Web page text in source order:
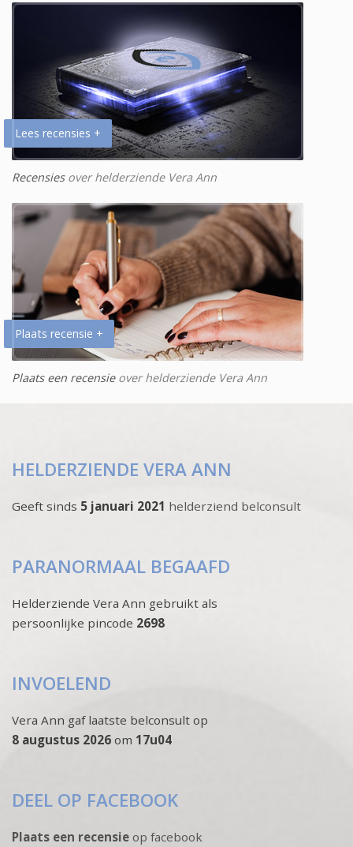
Lees recensies +
Recensiesover helderziende Vera Ann
Plaats recensie +
Plaats een recensieover helderziende Vera Ann
HELDERZIENDE VERA ANN
Geeft sinds 5 januari 2021 helderziend belconsult
PARANORMAAL BEGAAFD
Helderziende Vera Ann gebruikt als
persoonlijke pincode 2698
INVOELEND
Vera Ann gaf laatste belconsult op
8 augustus 2026 om 17u04
DEEL OP FACEBOOK
Plaats een recensie op facebook